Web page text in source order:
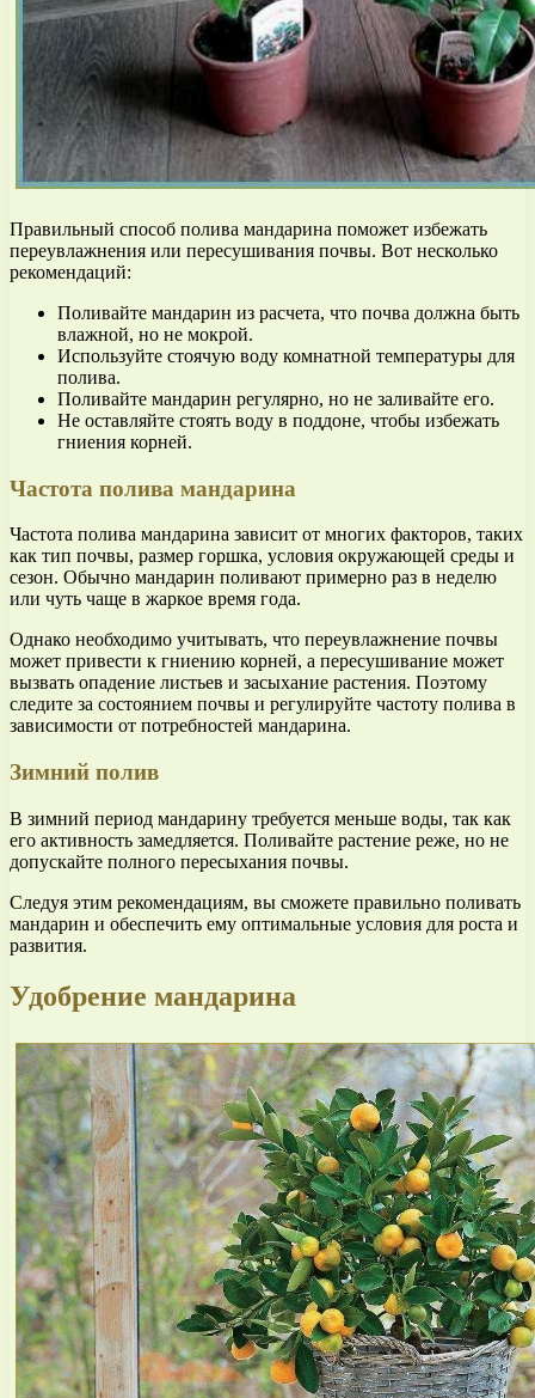
Правильный способ полива мандарина поможет избежать
переувлажнения или пересушивания почвы. Вот несколько
рекомендаций:
Поливайте мандарин из расчета, что почва должна быть
влажной, но не мокрой.
Используйте стоячую воду комнатной температуры для
полива.
Поливайте мандарин регулярно, но не заливайте его.
Не оставляйте стоять воду в поддоне, чтобы избежать
гниения корней.
Частота полива мандарина
Частота полива мандарина зависит от многих факторов, таких
как тип почвы, размер горшка, условия окружающей среды и
сезон. Обычно мандарин поливают примерно раз в неделю
или чуть чаще в жаркое время года.
Однако необходимо учитывать, что переувлажнение почвы
может привести к гниению корней, а пересушивание может
вызвать опадение листьев и засыхание растения. Поэтому
следите за состоянием почвы и регулируйте частоту полива в
зависимости от потребностей мандарина.
Зимний полив
В зимний период мандарину требуется меньше воды, так как
его активность замедляется. Поливайте растение реже, но не
допускайте полного пересыхания почвы.
Следуя этим рекомендациям, вы сможете правильно поливать
мандарин и обеспечить ему оптимальные условия для роста и
развития.
Удобрение мандарина